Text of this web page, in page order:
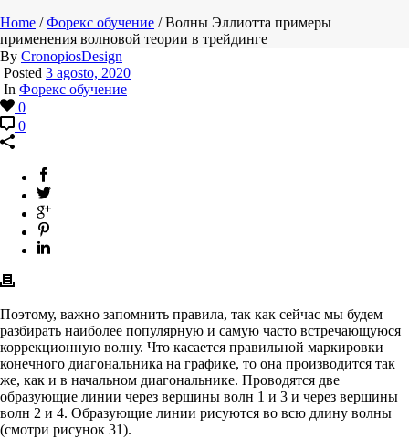
Home /Форекс обучение / Волны Эллиотта примеры
применения волновой теории в трейдинге
By CronopiosDesign
Posted 3 agosto, 2020
In Форекс обучение
0
0
Поэтому, важно запомнить правила, так как сейчас мы будем
разбирать наиболее популярную и самую часто встречающуюся
коррекционную волну. Что касается правильной маркировки
конечного диагональника на графике, то она производится так
же, как и в начальном диагональнике. Проводятся две
образующие линии через вершины волн 1 и 3 и через вершины
волн 2 и 4. Образующие линии рисуются во всю длину волны
(смотри рисунок 31).